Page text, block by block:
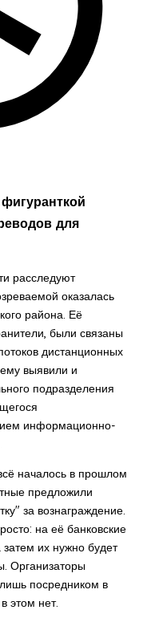
для
расследуют
оказалась
района. Её
были связаны
дистанционных
выявили и
подразделения
информационно-
началось в прошлом
предложили
за вознаграждение.
на её банковские
затем их нужно будет
Организаторы
посредником в
этом нет.